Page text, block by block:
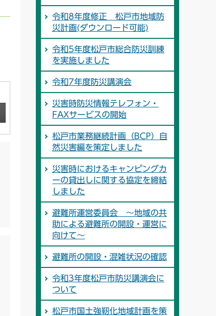
令和8年度修正 松戸市地域防
災計画(ダウンロード可能)
令和5年度松戸市総合防災訓練
を実施しました
令和7年度防災講演会
災害時防災情報テレフォン・
FAXサービスの開始
松戸市業務継続計画（BCP）自
然災害編を策定しました
災害時におけるキャンピングカ
ーの貸出しに関する協定を締結
しました
避難所運営委員会 ～地域の共
助による避難所の開設・運営に
向けて～
避難所の開設・混雑状況の確認
令和3年度松戸市防災講演会に
ついて
松戸市国土強靭化地域計画を策